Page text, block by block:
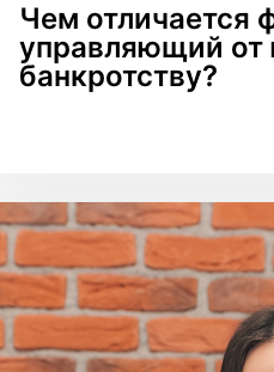
Чем отличается
управляющий от
банкротству?